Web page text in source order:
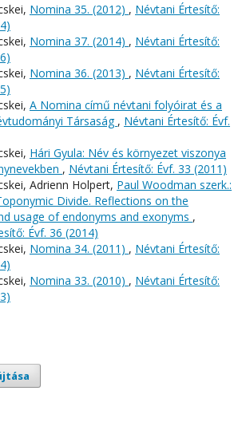
Nomina 35. (2012) , Névtani Értesítő:
Nomina 37. (2014) , Névtani Értesítő:
Nomina 36. (2013) , Névtani Értesítő:
A Nomina című névtani folyóirat és a
Társaság , Névtani Értesítő: Évf.
Hári Gyula: Név és környezet viszonya
, Névtani Értesítő: Évf. 33 (2011)
Adrienn Holpert, Paul Woodman szerk.:
Divide. Reflections on the
usage of endonyms and exonyms ,
Évf. 36 (2014)
Nomina 34. (2011) , Névtani Értesítő:
Nomina 33. (2010) , Névtani Értesítő: